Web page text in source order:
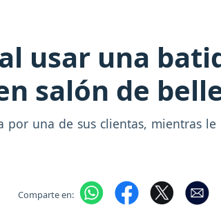
usar una
salón de
una de sus clientas, mientras
Comparte en: